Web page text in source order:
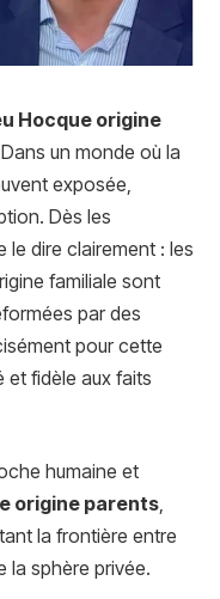
Hocque origine
un monde où la
exposée,
Dès les
le dire clairement : les
familiale sont
par des
pour cette
et fidèle aux faits
humaine et
origine parents,
la frontière entre
la sphère privée.